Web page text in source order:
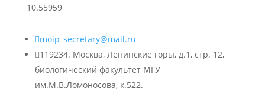
10.55959
moip_secretary@mail.ru
119234. Москва, Ленинские горы, д.1, стр. 12,
биологический факультет МГУ
им.М.В.Ломоносова, к.522.